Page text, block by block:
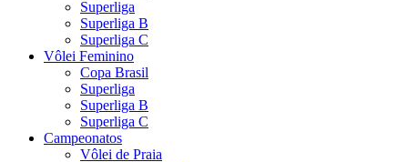
Superliga
Superliga B
Superliga C
Vôlei Feminino
Copa Brasil
Superliga
Superliga B
Superliga C
Campeonatos
Vôlei de Praia